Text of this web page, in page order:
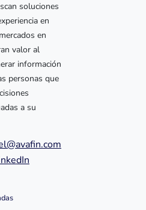
soluciones
en
en
valor al
información
personas que
a su